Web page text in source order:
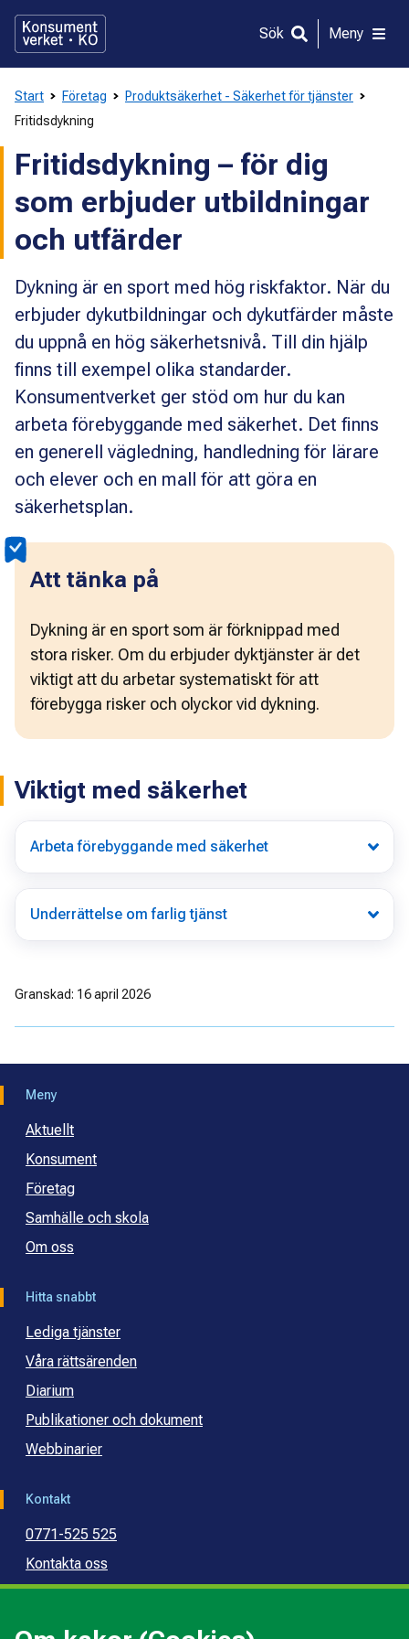
direkt
innehållet
Sök Meny
Start Företag
Produktsäkerhet - Säkerhet för tjänster
Fritidsdykning
Fritidsdykning – för dig
som erbjuder utbildningar
och utfärder
Dykning är en sport med hög riskfaktor. När du
erbjuder dykutbildningar och dykutfärder måste
du uppnå en hög säkerhetsnivå. Till din hjälp
finns till exempel olika standarder.
Konsumentverket ger stöd om hur du kan
arbeta förebyggande med säkerhet. Det finns
en generell vägledning, handledning för lärare
och elever och en mall för att göra en
säkerhetsplan.
Att tänka på
Dykning är en sport som är förknippad med
stora risker. Om du erbjuder dyktjänster är det
viktigt att du arbetar systematiskt för att
förebygga risker och olyckor vid dykning.
Viktigt med säkerhet
Arbeta förebyggande med säkerhet
Underrättelse om farlig tjänst
Granskad: 16 april 2026
Meny
Aktuellt
Konsument
Företag
Samhälle och skola
Om oss
Hitta snabbt
Lediga tjänster
Våra rättsärenden
Diarium
Publikationer och dokument
Webbinarier
Kontakt
0771-525 525
Kontakta oss
Press